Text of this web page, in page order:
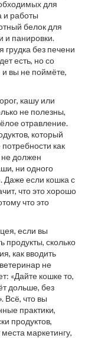
для
и работы
белок для
и панировки.
грудка без печени
есть, но со
и вы не поймёте,
кашу или
не полезны,
отравление.
который
как
не должен
ни одного
Даже если кошка с
что это хорошо
что это
если вы
продукты, сколько
как вводить
не
«Дайте кошке то,
дольше, без
Всё, что вы
практики,
продуктов,
маркетингу,